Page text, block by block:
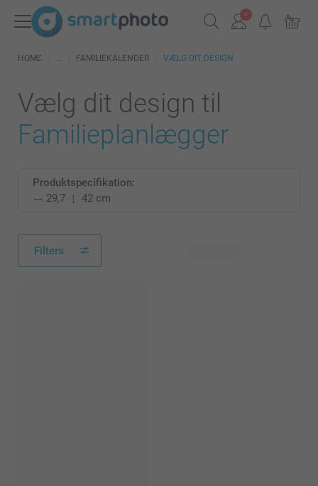
HOME FAMILIEKALENDER VÆLG DIT DESIGN
Vælg dit design til
Familieplanlægger
Produktspecifikation:
29,7
42 cm
Filters